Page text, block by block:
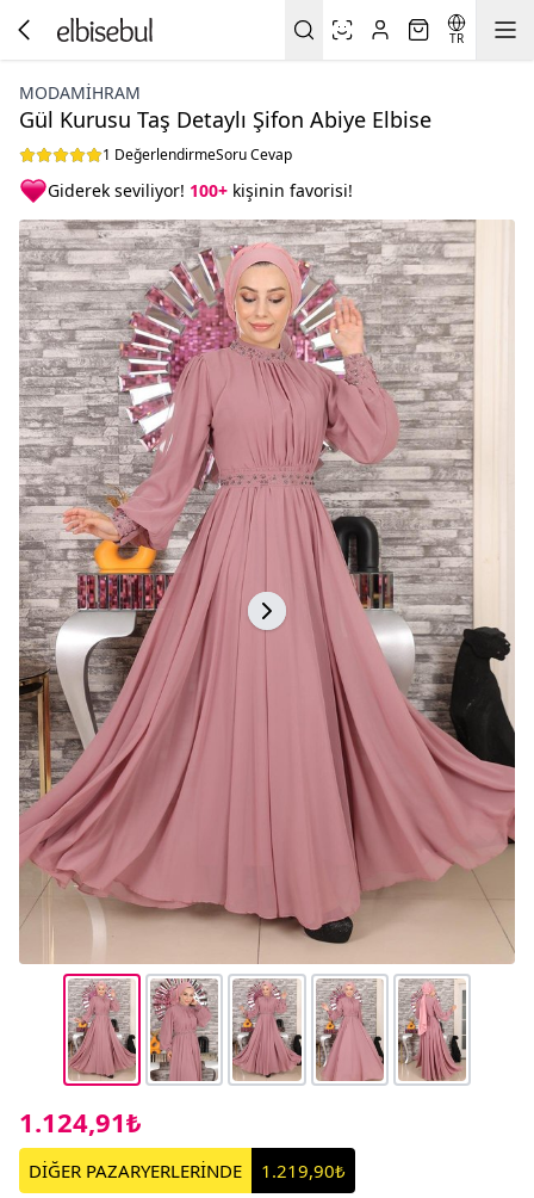
TR
MODAMIHRAM
Gül Kurusu Taş Detaylı Şifon Abiye Elbise
1 DeğerlendirmeSoru Cevap
Giderek seviliyor! 100+ kişinin favorisi!
1.124,91₺
DİĞER PAZARYERLERİNDE 1.219,90₺